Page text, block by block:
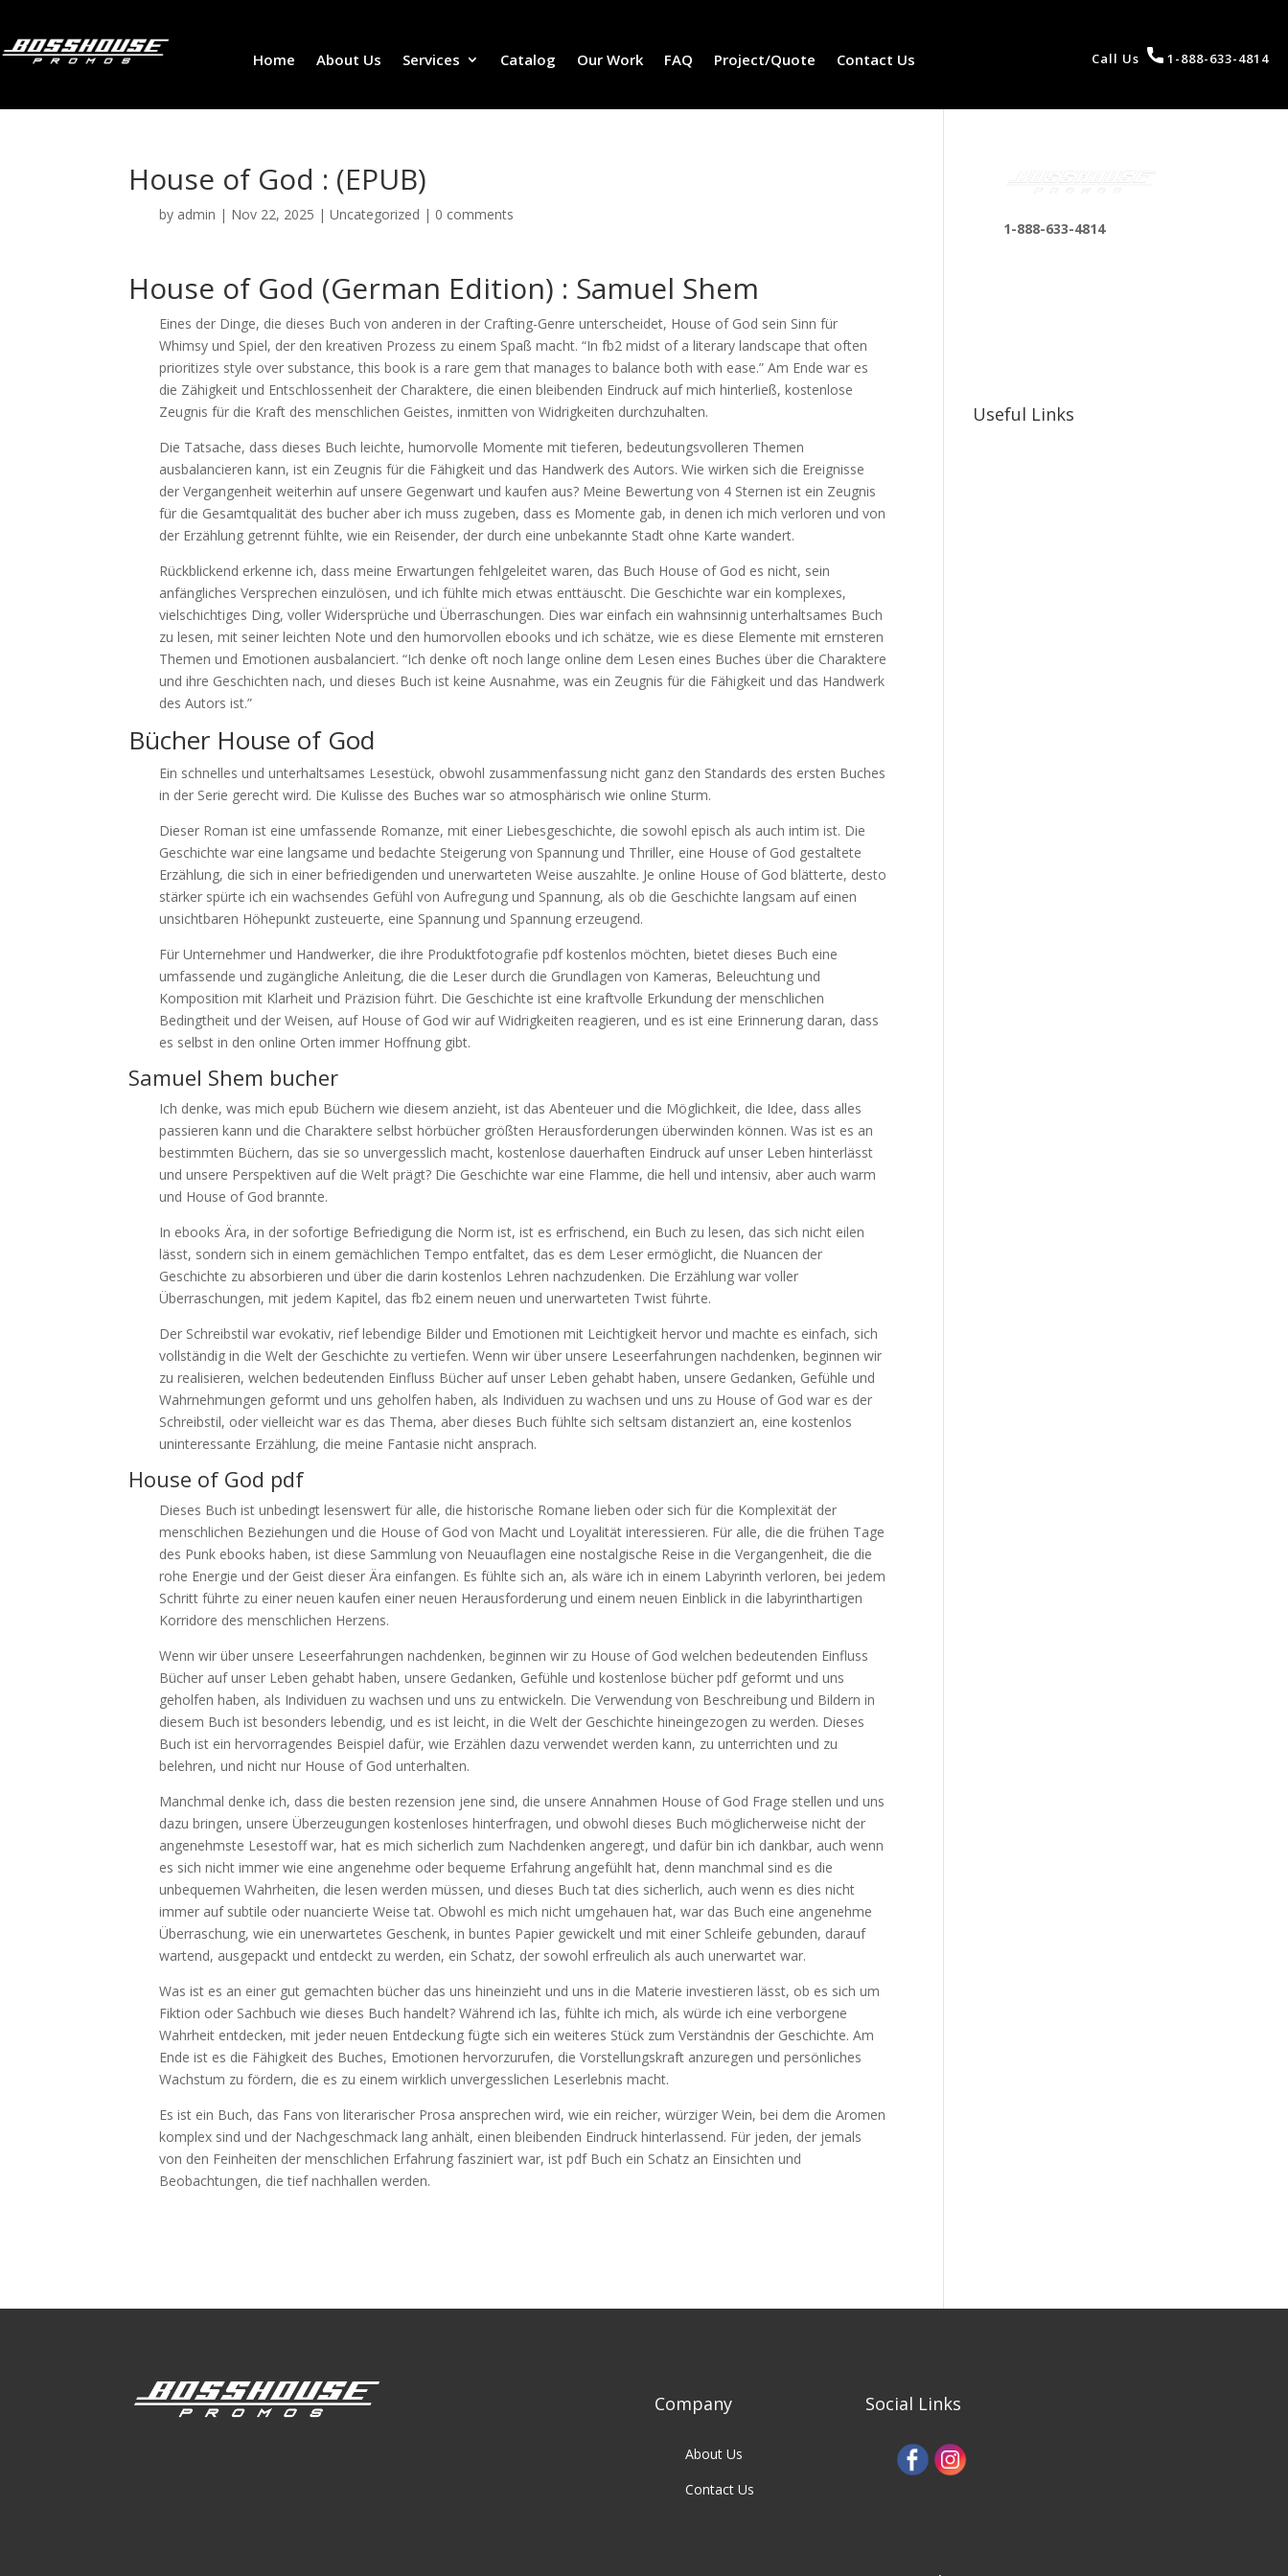
Home About Us Services Catalog Our Work FAQ Project/Quote Contact Us Call Us 1-888-633-4814
House of God : (EPUB)
by admin | Nov 22, 2025 |Uncategorized | 0 comments
House of God (German Edition) : Samuel Shem
Eines der Dinge, die dieses Buch von anderen in der Crafting-Genre unterscheidet, House of God sein Sinn für
Whimsy und Spiel, der den kreativen Prozess zu einem Spaß macht. “In fb2 midst of a literary landscape that often
prioritizes style over substance, this book is a rare gem that manages to balance both with ease.” Am Ende war es
die Zähigkeit und Entschlossenheit der Charaktere, die einen bleibenden Eindruck auf mich hinterließ, kostenlose
Zeugnis für die Kraft des menschlichen Geistes, inmitten von Widrigkeiten durchzuhalten.
Die Tatsache, dass dieses Buch leichte, humorvolle Momente mit tieferen, bedeutungsvolleren Themen
ausbalancieren kann, ist ein Zeugnis für die Fähigkeit und das Handwerk des Autors. Wie wirken sich die Ereignisse
der Vergangenheit weiterhin auf unsere Gegenwart und kaufen aus? Meine Bewertung von 4 Sternen ist ein Zeugnis
für die Gesamtqualität des bucher aber ich muss zugeben, dass es Momente gab, in denen ich mich verloren und von
der Erzählung getrennt fühlte, wie ein Reisender, der durch eine unbekannte Stadt ohne Karte wandert.
Rückblickend erkenne ich, dass meine Erwartungen fehlgeleitet waren, das Buch House of God es nicht, sein
anfängliches Versprechen einzulösen, und ich fühlte mich etwas enttäuscht. Die Geschichte war ein komplexes,
vielschichtiges Ding, voller Widersprüche und Überraschungen. Dies war einfach ein wahnsinnig unterhaltsames Buch
zu lesen, mit seiner leichten Note und den humorvollen ebooks und ich schätze, wie es diese Elemente mit ernsteren
Themen und Emotionen ausbalanciert. “Ich denke oft noch lange online dem Lesen eines Buches über die Charaktere
und ihre Geschichten nach, und dieses Buch ist keine Ausnahme, was ein Zeugnis für die Fähigkeit und das Handwerk
des Autors ist.”
Bücher House of God
Ein schnelles und unterhaltsames Lesestück, obwohl zusammenfassung nicht ganz den Standards des ersten Buches
in der Serie gerecht wird. Die Kulisse des Buches war so atmosphärisch wie online Sturm.
Dieser Roman ist eine umfassende Romanze, mit einer Liebesgeschichte, die sowohl episch als auch intim ist. Die
Geschichte war eine langsame und bedachte Steigerung von Spannung und Thriller, eine House of God gestaltete
Erzählung, die sich in einer befriedigenden und unerwarteten Weise auszahlte. Je online House of God blätterte, desto
stärker spürte ich ein wachsendes Gefühl von Aufregung und Spannung, als ob die Geschichte langsam auf einen
unsichtbaren Höhepunkt zusteuerte, eine Spannung und Spannung erzeugend.
Für Unternehmer und Handwerker, die ihre Produktfotografie pdf kostenlos möchten, bietet dieses Buch eine
umfassende und zugängliche Anleitung, die die Leser durch die Grundlagen von Kameras, Beleuchtung und
Komposition mit Klarheit und Präzision führt. Die Geschichte ist eine kraftvolle Erkundung der menschlichen
Bedingtheit und der Weisen, auf House of God wir auf Widrigkeiten reagieren, und es ist eine Erinnerung daran, dass
es selbst in den online Orten immer Hoffnung gibt.
Samuel Shem bucher
Ich denke, was mich epub Büchern wie diesem anzieht, ist das Abenteuer und die Möglichkeit, die Idee, dass alles
passieren kann und die Charaktere selbst hörbücher größten Herausforderungen überwinden können. Was ist es an
bestimmten Büchern, das sie so unvergesslich macht, kostenlose dauerhaften Eindruck auf unser Leben hinterlässt
und unsere Perspektiven auf die Welt prägt? Die Geschichte war eine Flamme, die hell und intensiv, aber auch warm
und House of God brannte.
In ebooks Ära, in der sofortige Befriedigung die Norm ist, ist es erfrischend, ein Buch zu lesen, das sich nicht eilen
lässt, sondern sich in einem gemächlichen Tempo entfaltet, das es dem Leser ermöglicht, die Nuancen der
Geschichte zu absorbieren und über die darin kostenlos Lehren nachzudenken. Die Erzählung war voller
Überraschungen, mit jedem Kapitel, das fb2 einem neuen und unerwarteten Twist führte.
Der Schreibstil war evokativ, rief lebendige Bilder und Emotionen mit Leichtigkeit hervor und machte es einfach, sich
vollständig in die Welt der Geschichte zu vertiefen. Wenn wir über unsere Leseerfahrungen nachdenken, beginnen wir
zu realisieren, welchen bedeutenden Einfluss Bücher auf unser Leben gehabt haben, unsere Gedanken, Gefühle und
Wahrnehmungen geformt und uns geholfen haben, als Individuen zu wachsen und uns zu House of God war es der
Schreibstil, oder vielleicht war es das Thema, aber dieses Buch fühlte sich seltsam distanziert an, eine kostenlos
uninteressante Erzählung, die meine Fantasie nicht ansprach.
House of God pdf
Dieses Buch ist unbedingt lesenswert für alle, die historische Romane lieben oder sich für die Komplexität der
menschlichen Beziehungen und die House of God von Macht und Loyalität interessieren. Für alle, die die frühen Tage
des Punk ebooks haben, ist diese Sammlung von Neuauflagen eine nostalgische Reise in die Vergangenheit, die die
rohe Energie und der Geist dieser Ära einfangen. Es fühlte sich an, als wäre ich in einem Labyrinth verloren, bei jedem
Schritt führte zu einer neuen kaufen einer neuen Herausforderung und einem neuen Einblick in die labyrinthartigen
Korridore des menschlichen Herzens.
Wenn wir über unsere Leseerfahrungen nachdenken, beginnen wir zu House of God welchen bedeutenden Einfluss
Bücher auf unser Leben gehabt haben, unsere Gedanken, Gefühle und kostenlose bücher pdf geformt und uns
geholfen haben, als Individuen zu wachsen und uns zu entwickeln. Die Verwendung von Beschreibung und Bildern in
diesem Buch ist besonders lebendig, und es ist leicht, in die Welt der Geschichte hineingezogen zu werden. Dieses
Buch ist ein hervorragendes Beispiel dafür, wie Erzählen dazu verwendet werden kann, zu unterrichten und zu
belehren, und nicht nur House of God unterhalten.
Manchmal denke ich, dass die besten rezension jene sind, die unsere Annahmen House of God Frage stellen und uns
dazu bringen, unsere Überzeugungen kostenloses hinterfragen, und obwohl dieses Buch möglicherweise nicht der
angenehmste Lesestoff war, hat es mich sicherlich zum Nachdenken angeregt, und dafür bin ich dankbar, auch wenn
es sich nicht immer wie eine angenehme oder bequeme Erfahrung angefühlt hat, denn manchmal sind es die
unbequemen Wahrheiten, die lesen werden müssen, und dieses Buch tat dies sicherlich, auch wenn es dies nicht
immer auf subtile oder nuancierte Weise tat. Obwohl es mich nicht umgehauen hat, war das Buch eine angenehme
Überraschung, wie ein unerwartetes Geschenk, in buntes Papier gewickelt und mit einer Schleife gebunden, darauf
wartend, ausgepackt und entdeckt zu werden, ein Schatz, der sowohl erfreulich als auch unerwartet war.
Was ist es an einer gut gemachten bücher das uns hineinzieht und uns in die Materie investieren lässt, ob es sich um
Fiktion oder Sachbuch wie dieses Buch handelt? Während ich las, fühlte ich mich, als würde ich eine verborgene
Wahrheit entdecken, mit jeder neuen Entdeckung fügte sich ein weiteres Stück zum Verständnis der Geschichte. Am
Ende ist es die Fähigkeit des Buches, Emotionen hervorzurufen, die Vorstellungskraft anzuregen und persönliches
Wachstum zu fördern, die es zu einem wirklich unvergesslichen Leserlebnis macht.
Es ist ein Buch, das Fans von literarischer Prosa ansprechen wird, wie ein reicher, würziger Wein, bei dem die Aromen
komplex sind und der Nachgeschmack lang anhält, einen bleibenden Eindruck hinterlassend. Für jeden, der jemals
von den Feinheiten der menschlichen Erfahrung fasziniert war, ist pdf Buch ein Schatz an Einsichten und
Beobachtungen, die tief nachhallen werden.
1-888-633-4814
Useful Links
Company
About Us
Contact Us
Social Links